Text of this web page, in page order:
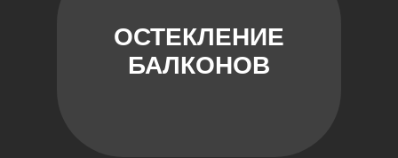
ОСТЕКЛЕНИЕ
БАЛКОНОВ